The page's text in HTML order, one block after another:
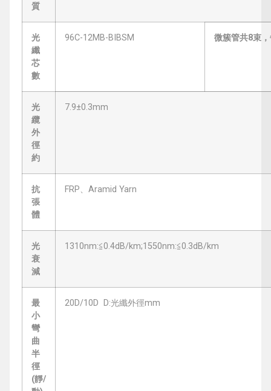
質
光
纖
芯
數
96C-12MB-BIBSM 微簇管共8束
光
纜
外
徑
約
7.9±0.3mm
抗
張
體
FRP、Aramid Yarn
光
衰
減
1310nm:≦0.4dB/km;1550nm:≦0.3dB/km
最
小
彎
曲
半
徑
(靜/
20D/10D D:光纖外徑mm